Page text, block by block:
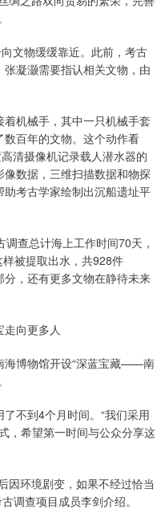
文物缓缓靠近。此前，考古
凝灏需要指认相关文物，由
机械手，其中一只机械手套
数百年的文物。这个动作看
清摄像机记录载人潜水器的
数据，三维扫描数据和物探
考古学家绘制出沉船遗址平
查总计海上工作时间70天，
被提取出水，共928件
分，还有更多文物在静待未来
向更多人
博物馆开设“深蓝宝藏——南
不到4个月时间。“我们采用
，希望第一时间与公众分享这
环境剧变，如果不经过恰当
调查项目成员李剑介绍。